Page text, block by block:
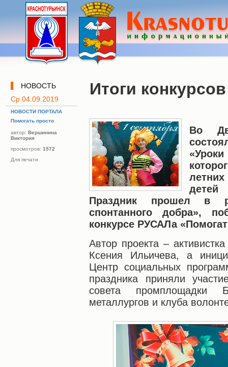
НОВОСТЬ
Ср 04.09.2019
НОВОСТИ ПОРТАЛА
Помогать просто
автор: Вершинина
Виктория
просмотров: 1572
Для печати
Итоги
Во
Праздник прошел в
спонтанного добра»,
конкурсе РУСАЛа
Автор проекта –
Ксения Ильичева, а
Центр социальных
праздника приняли
совета промплощадки
металлургов и клуба